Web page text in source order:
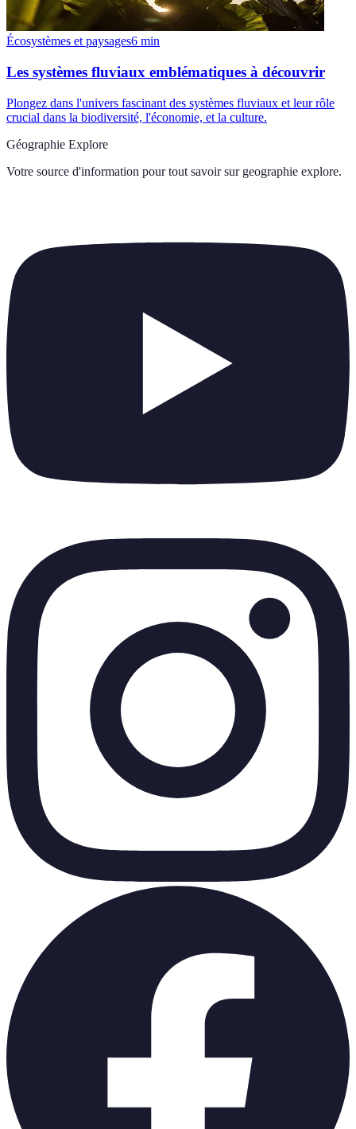
Écosystèmes et paysages6 min
Les systèmes fluviaux emblématiques à découvrir
Plongez dans l'univers fascinant des systèmes fluviaux et leur rôle
crucial dans la biodiversité, l'économie, et la culture.
Géographie Explore
Votre source d'information pour tout savoir sur geographie explore.